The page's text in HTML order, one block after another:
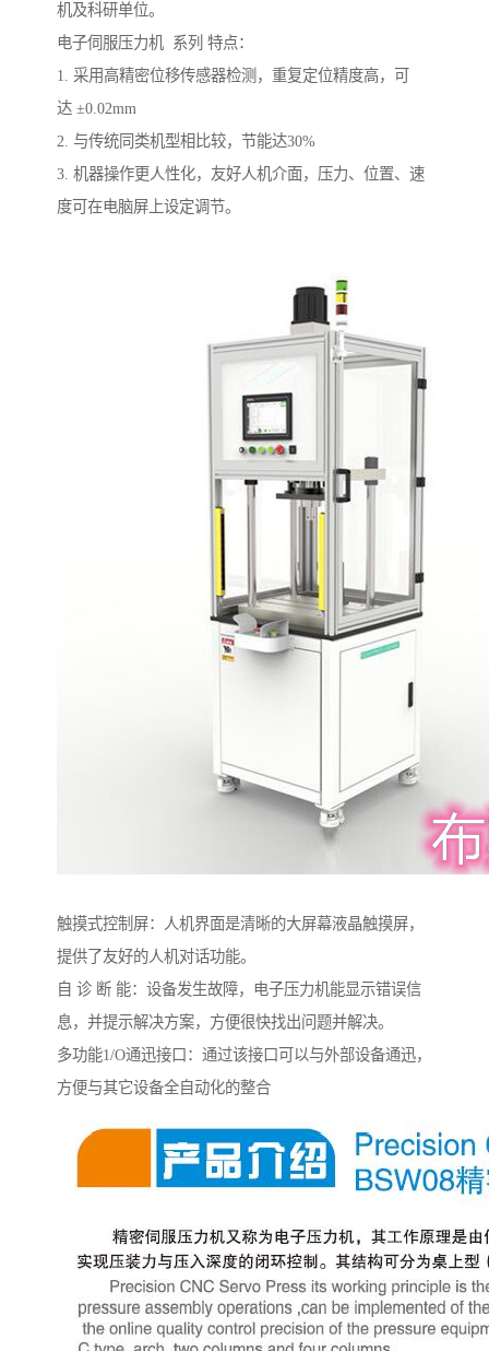
机及科研单位。
电子伺服压力机 系列 特点：
1. 采用高精密位移传感器检测，重复定位精度高，可
达 ±0.02mm
2. 与传统同类机型相比较，节能达30%
3. 机器操作更人性化，友好人机介面，压力、位置、速
度可在电脑屏上设定调节。
触摸式控制屏：人机界面是清晰的大屏幕液晶触摸屏，
提供了友好的人机对话功能。
自 诊 断 能：设备发生故障，电子压力机能显示错误信
息，并提示解决方案，方便很快找出问题并解决。
多功能1/O通迅接口：通过该接口可以与外部设备通迅，
方便与其它设备全自动化的整合